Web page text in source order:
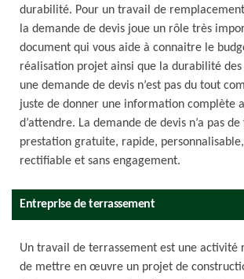
durabilité. Pour un travail de
la demande de devis joue un rôle très
document qui vous aide à connaitre le
réalisation projet ainsi que la durabilité
une demande de devis n’est pas du tout
juste de donner une information complète
d’attendre. La demande de devis n’a pas de
prestation gratuite, rapide,
rectifiable et sans engagement.
Entreprise de terrassement
Un travail de terrassement est une activité
de mettre en œuvre un projet de